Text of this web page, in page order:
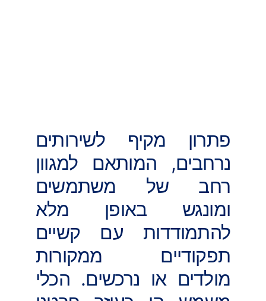
פתרון מקיף לשירותים
נרחבים, המותאם למגוון
רחב של משתמשים
ומונגש באופן מלא
להתמודדות עם קשיים
תפקודיים ממקורות
מולדים או נרכשים. הכלי